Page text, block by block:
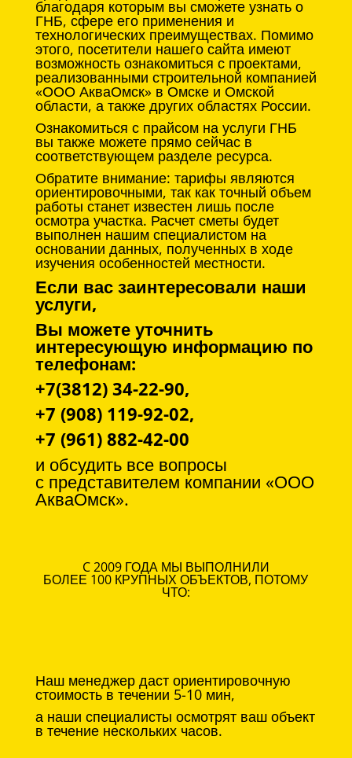
благодаря которым вы сможете узнать о
ГНБ, сфере его применения и
технологических преимуществах. Помимо
этого, посетители нашего сайта имеют
возможность ознакомиться с проектами,
реализованными строительной компанией
«ООО АкваОмск» в Омске и Омской
области, а также других областях России.
Ознакомиться с прайсом на услуги ГНБ
вы также можете прямо сейчас в
соответствующем разделе ресурса.
Обратите внимание: тарифы являются
ориентировочными, так как точный объем
работы станет известен лишь после
осмотра участка. Расчет сметы будет
выполнен нашим специалистом на
основании данных, полученных в ходе
изучения особенностей местности.
Если вас заинтересовали наши
услуги,
Вы можете уточнить
интересующую информацию по
телефонам:
+7(3812) 34-22-90,
+7 (908) 119-92-02,
+7 (961) 882-42-00
и обсудить все вопросы
с представителем компании «ООО
АкваОмск».
C 2009 ГОДА МЫ ВЫПОЛНИЛИ
БОЛЕЕ 100 КРУПНЫХ ОБЪЕКТОВ, ПОТОМУ
ЧТО:
Наш менеджер даст ориентировочную
стоимость в течении 5-10 мин,
а наши специалисты осмотрят ваш объект
в течение нескольких часов.